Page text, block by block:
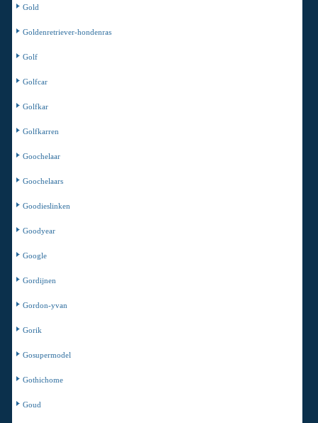
Gold
Goldenretriever-hondenras
Golf
Golfcar
Golfkar
Golfkarren
Goochelaar
Goochelaars
Goodieslinken
Goodyear
Google
Gordijnen
Gordon-yvan
Gorik
Gosupermodel
Gothichome
Goud